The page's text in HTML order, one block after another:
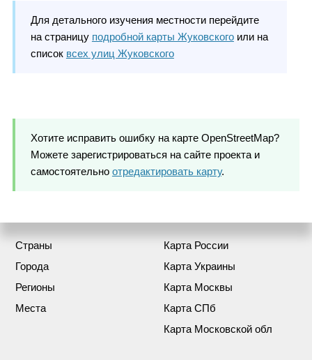
Для детального изучения местности перейдите
на страницу подробной карты Жуковскогоили на
список всех улиц Жуковского
Хотите исправить ошибку на карте OpenStreetMap?
Можете зарегистрироваться на сайте проекта и
самостоятельно отредактировать карту.
Страны
Города
Регионы
Места
Карта России
Карта Украины
Карта Москвы
Карта СПб
Карта Московской обл